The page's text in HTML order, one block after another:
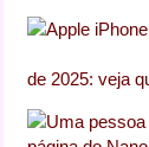
de 2025: veja